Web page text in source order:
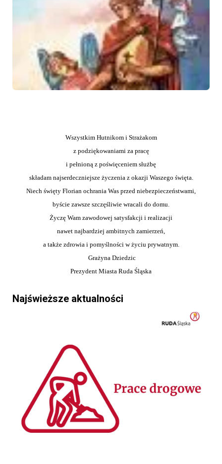
Wszystkim Hutnikom iStrażakom
z podziękowaniami za pracę
i pełnioną z poświęceniem służbę
składam najserdeczniejsze życzenia z okazji Waszego święta.
Niech święty Florian ochrania Was przed niebezpieczeństwami,
byście zawsze szczęśliwie wracali do domu.
Życzę Wam zawodowej satysfakcji i realizacji
nawet najbardziej ambitnych zamierzeń,
a także zdrowia i pomyślności w życiu prywatnym.
Grażyna Dziedzic
Prezydent Miasta Ruda Śląska
Najświeższe aktualności